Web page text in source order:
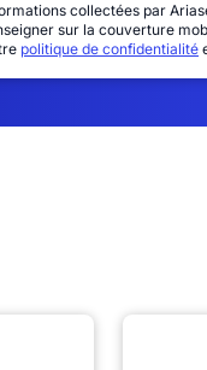
collectées par
sur la couverture
politique de confidentialité